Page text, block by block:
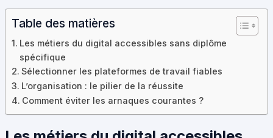
Table des matières
Les métiers du digital accessibles sans diplôme
spécifique
Sélectionner les plateformes de travail fiables
L’organisation : le pilier de la réussite
Comment éviter les arnaques courantes ?